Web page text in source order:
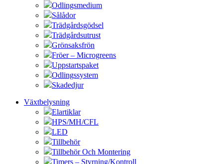
Odlingsmedium
Sålådor
Trädgårdsgödsel
Trädgårdsutrust
Grönsaksfrön
Fröer – Microgreens
Uppstartspaket
Odlingssystem
Skadedjur
Växtbelysning
Elartiklar
HPS/MH/CFL
LED
Tillbehör
Tillbehör Och Montering
Timers – Styrning/Kontroll